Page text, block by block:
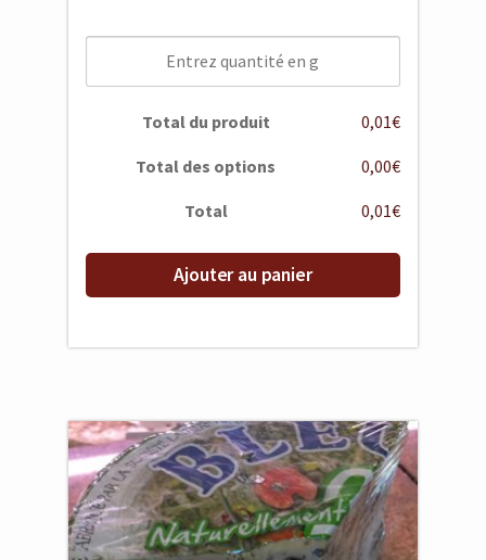
Total du produit 0,01€
Total des options 0,00€
Total 0,01€
Ajouter au panier